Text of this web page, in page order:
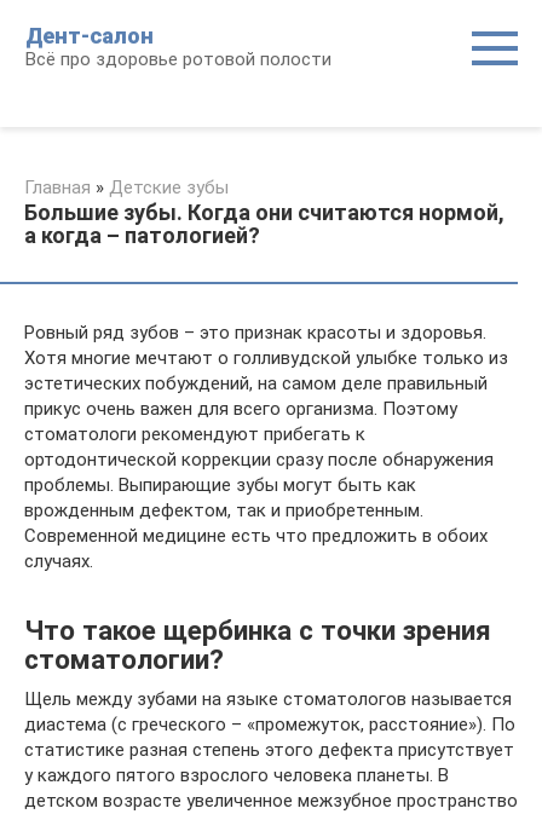
контенту
Дент-салон
Всё про здоровье ротовой полости
Главная » Детские зубы
Большие зубы. Когда они считаются нормой,
а когда – патологией?
Ровный ряд зубов – это признак красоты и здоровья.
Хотя многие мечтают о голливудской улыбке только из
эстетических побуждений, на самом деле правильный
прикус очень важен для всего организма. Поэтому
стоматологи рекомендуют прибегать к
ортодонтической коррекции сразу после обнаружения
проблемы. Выпирающие зубы могут быть как
врожденным дефектом, так и приобретенным.
Современной медицине есть что предложить в обоих
случаях.
Что такое щербинка с точки зрения
стоматологии?
Щель между зубами на языке стоматологов называется
диастема (с греческого – «промежуток, расстояние»). По
статистике разная степень этого дефекта присутствует
у каждого пятого взрослого человека планеты. В
детском возрасте увеличенное межзубное пространство